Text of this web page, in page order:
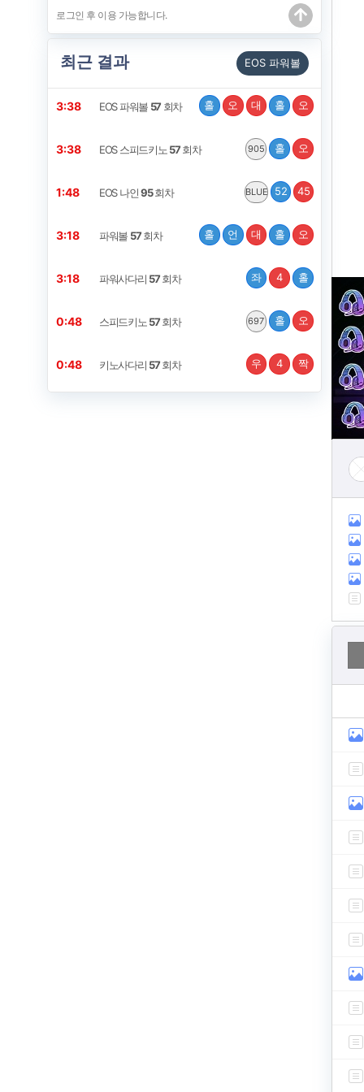
최근 결과 EOS 파워볼
3:38 EOS 파워볼 57 회차 홀 오 대 홀 오
3:38 EOS 스피드키노 57회차 905 홀 오
1:48 EOS 나인95회차 BLUE 52 45
3:18 파워볼 57회차 홀 언 대 홀 오
3:18 파워사다리 57회차 좌 4 홀
0:48 스피드키노 57회차 697 홀 오
0:48 키노사다리 57회차 우 4 짝